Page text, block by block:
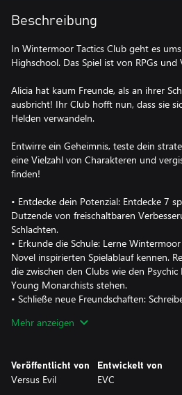
Beschreibung
In Wintermoor Tactics Club geht es
Highschool. Das Spiel ist von RPGs
Alicia hat kaum Freunde, als an ihrer
ausbricht! Ihr Club hofft nun, dass sie
Helden verwandeln.
Entwirre ein Geheimnis, teste dein
eine Vielzahl von Charakteren und
finden!
• Entdecke dein Potenzial: Entdecke 7
Dutzende von freischaltbaren
Schlachten.
• Erkunde die Schule: Lerne
Novel inspirierten Spielablauf kennen.
die zwischen den Clubs wie den
Young Monarchists stehen.
• Schließe neue Freundschaften:
dabei ihre Fantasy-Persönlichkeit.
Mehr anzeigen
Veröffentlicht von
Versus Evil
Entwickelt von
EVC